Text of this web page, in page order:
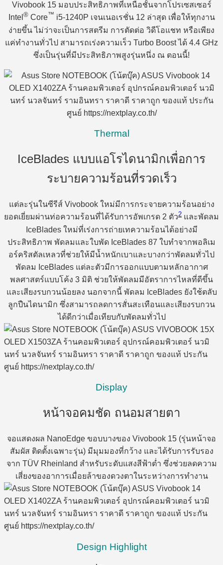
Vivobook 15 มอบประสิทธิภาพที่เหนือชั้นจากโปรเซสเซอร์
Intel ®Core™ i5-1240P เจนเนอเรชั่น 12 ล่าสุด เพื่อให้ทุกงาน
ง่ายขึ้น ไม่ว่าจะเป็นการสตรีม การตัดต่อ วิดีโอแชท หรือเพียง
แค่ทำงานทั่วไป สามารถเร่งความเร็ว Turbo Boost ได้ 4.4 GHz
ซึ่งเป็นรุ่นที่มีประสิทธิภาพสูงรุ่นหนึ่ง ณ ตอนนี้!
Thermal
IceBlades แบบแอโรไดนามิกเพื่อการ
ระบายความร้อนที่รวดเร็ว
แต่ละรุ่นในซีรีส์ Vivobook ใหม่มีการกระจายความร้อนอย่าง
ยอดเยี่ยมผ่านท่อความร้อนที่ได้รับการอัพเกรด 2 ตัว2 และพัดลม
IceBlades ใหม่ที่เร่งการถ่ายเทความร้อนได้อย่างมี
ประสิทธิภาพ พัดลมและใบพัด IceBlades 87 ใบทำจากพอลิเม
อร์คริสตัลเหลวที่ช่วยให้มีน้ำหนักเบาและบางกว่าพัดลมทั่วไป
พัดลม IceBlades แต่ละตัวมีการออกแบบตามหลักอากาศ
พลศาสตร์แบบโค้ง 3 มิติ ช่วยให้พัดลมมีอัตราการไหลที่ดีขึ้น
และเสียงรบกวนน้อยลง นอกจากนี้ พัดลม IceBlades ยังใช้ตลับ
ลูกปืนไดนามิก ซึ่งสามารถลดการสั่นสะเทือนและเสียงรบกวน
ได้ดีกว่าเมื่อเทียบกับพัดลมทั่วไป
Display
หน้าจอคมชัด ถนอมสายตา
จอแสดงผล NanoEdge ขอบบางของ Vivobook 15 (รุ่นหน้าจอ
สัมผัส ติดตั้งเฉพาะรุ่น) มีมุมมองที่กว้าง และได้รับการรับรอง
จาก TÜV Rheinland สำหรับระดับแสงสีฟ้าต่ำ ซึ่งช่วยลดความ
เสี่ยงของอาการเมื่อยล้าของดวงตาในระหว่างการทำงาน
Design Highlight